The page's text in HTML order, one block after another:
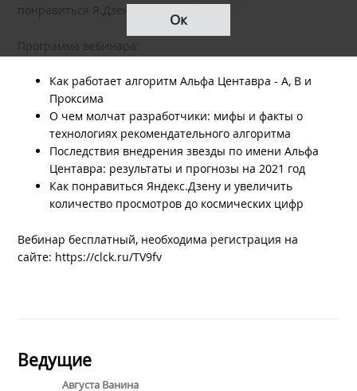
понравиться Я.Дзену.
Программа вебинара:
Как работает алгоритм Альфа Центавра - А, В и
Проксима​
О чем молчат разработчики: мифы и факты о
технологиях рекомендательного алгоритма
Последствия внедрения звезды по имени Альфа
Центавра: результаты и прогнозы на 2021 год​
Как понравиться Яндекс.Дзену и увеличить
количество просмотров до космических цифр
Вебинар бесплатный, необходима регистрация на
сайте: https://clck.ru/TV9fv
Ведущие
Августа Ванина
Ок